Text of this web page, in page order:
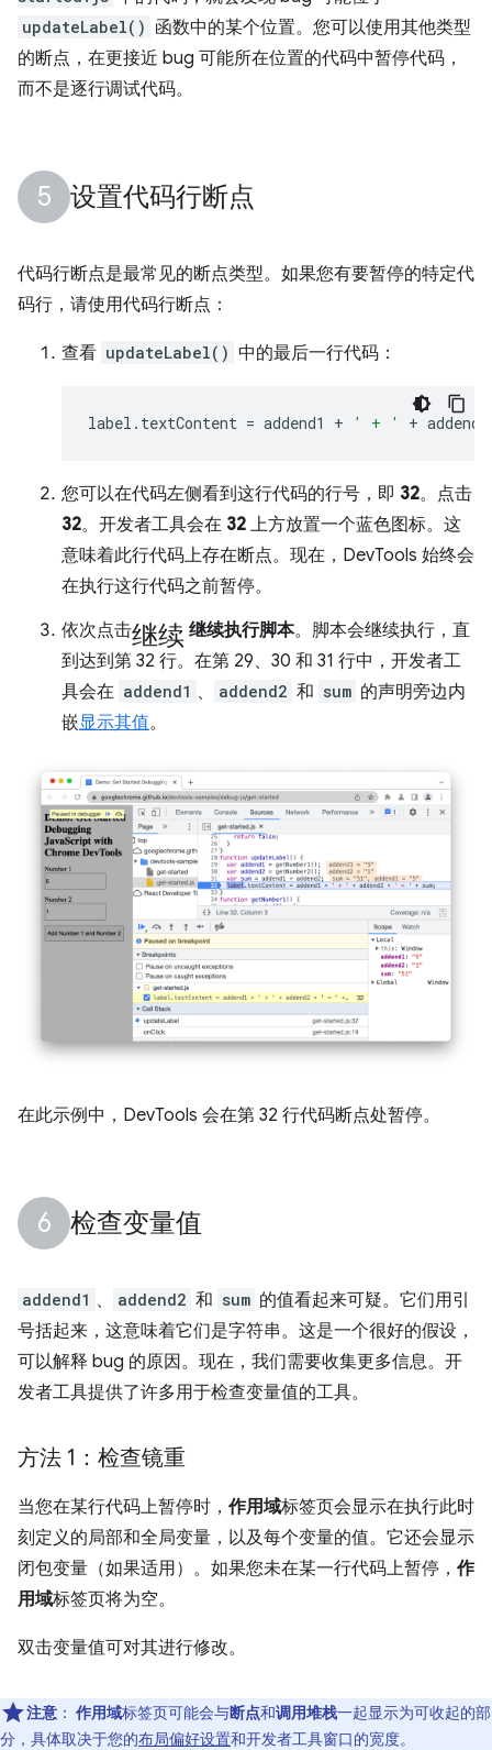
updateLabel() 函数中的某个位置。您可以使用其他类型
的断点，在更接近 bug 可能所在位置的代码中暂停代码，
而不是逐行调试代码。
设置代码行断点
代码行断点是最常见的断点类型。如果您有要暂停的特定代
码行，请使用代码行断点：
查看 updateLabel() 中的最后一行代码：
label . textContent = addend1 + ' + ' + addend2
您可以在代码左侧看到这行代码的行号，即 32。点击
32。开发者工具会在 32 上方放置一个蓝色图标。这
意味着此行代码上存在断点。现在，DevTools 始终会
在执行这行代码之前暂停。
依次点击继续 继续执行脚本。脚本会继续执行，直
到达到第 32 行。在第 29、30 和 31 行中，开发者工
具会在 addend1 、 addend2 和 sum 的声明旁边内
嵌显示其值。
在此示例中，DevTools 会在第 32 行代码断点处暂停。
检查变量值
addend1 、 addend2 和 sum 的值看起来可疑。它们用引
号括起来，这意味着它们是字符串。这是一个很好的假设，
可以解释 bug 的原因。现在，我们需要收集更多信息。开
发者工具提供了许多用于检查变量值的工具。
方法 1：检查镜重
当您在某行代码上暂停时， 作用域标签页会显示在执行此时
刻定义的局部和全局变量，以及每个变量的值。它还会显示
闭包变量（如果适用）。如果您未在某一行代码上暂停， 作
用域标签页将为空。
双击变量值可对其进行修改。
注意 ： 作用域标签页可能会与断点和调用堆栈一起显示为可收起的部
分，具体取决于您的布局偏好设置和开发者工具窗口的宽度。